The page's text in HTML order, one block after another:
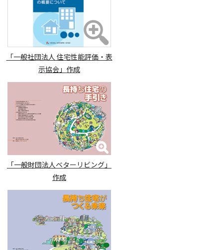
「一般社団法人 住宅性能評価・表
示協会」作成
「一般財団法人ベターリビング」
作成